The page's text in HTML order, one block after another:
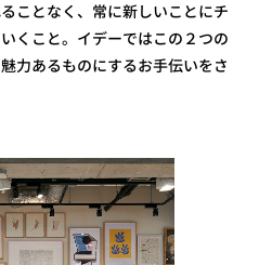
ことなく、常に新しいことにチ
くこと。イデーではこの２つの
力あるものにするお手伝いをさ